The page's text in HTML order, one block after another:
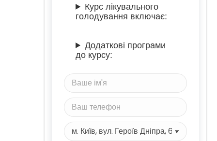
Курс лікувального
голодування включає:
Додаткові програми
до курсу: